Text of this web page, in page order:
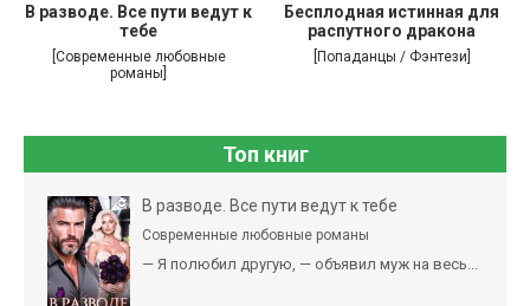
В разводе. Все пути ведут к
тебе
[Современные любовные
романы]
Бесплодная истинная для
распутного дракона
[Попаданцы / Фэнтези]
Топ книг
В разводе. Все пути ведут к тебе
Современные любовные романы
— Я полюбил другую, — объявил муж на весь...